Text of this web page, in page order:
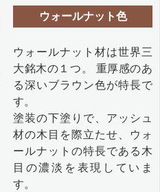
ウォールナット色
ウォールナット材は世界三
大銘木の１つ。 重厚感のあ
る深いブラウン色が特長で
す。
塗装の下塗りで、アッシュ
材の木目を際立たせ、ウォ
ールナットの特長である木
目の濃淡を表現していま
す。